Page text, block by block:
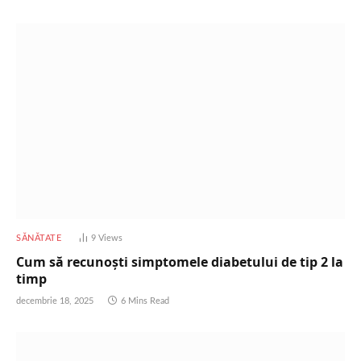
SĂNĂTATE 9Views
Cum să recunoști simptomele diabetului de tip 2 la
timp
decembrie 18, 2025 6 Mins Read